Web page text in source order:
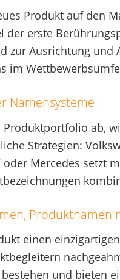
Produkt auf den
der erste
zur Ausrichtung
im
Namensysteme
ab,
Strategien:
Mercedes setzt
Produktnamen
einen
und bieten